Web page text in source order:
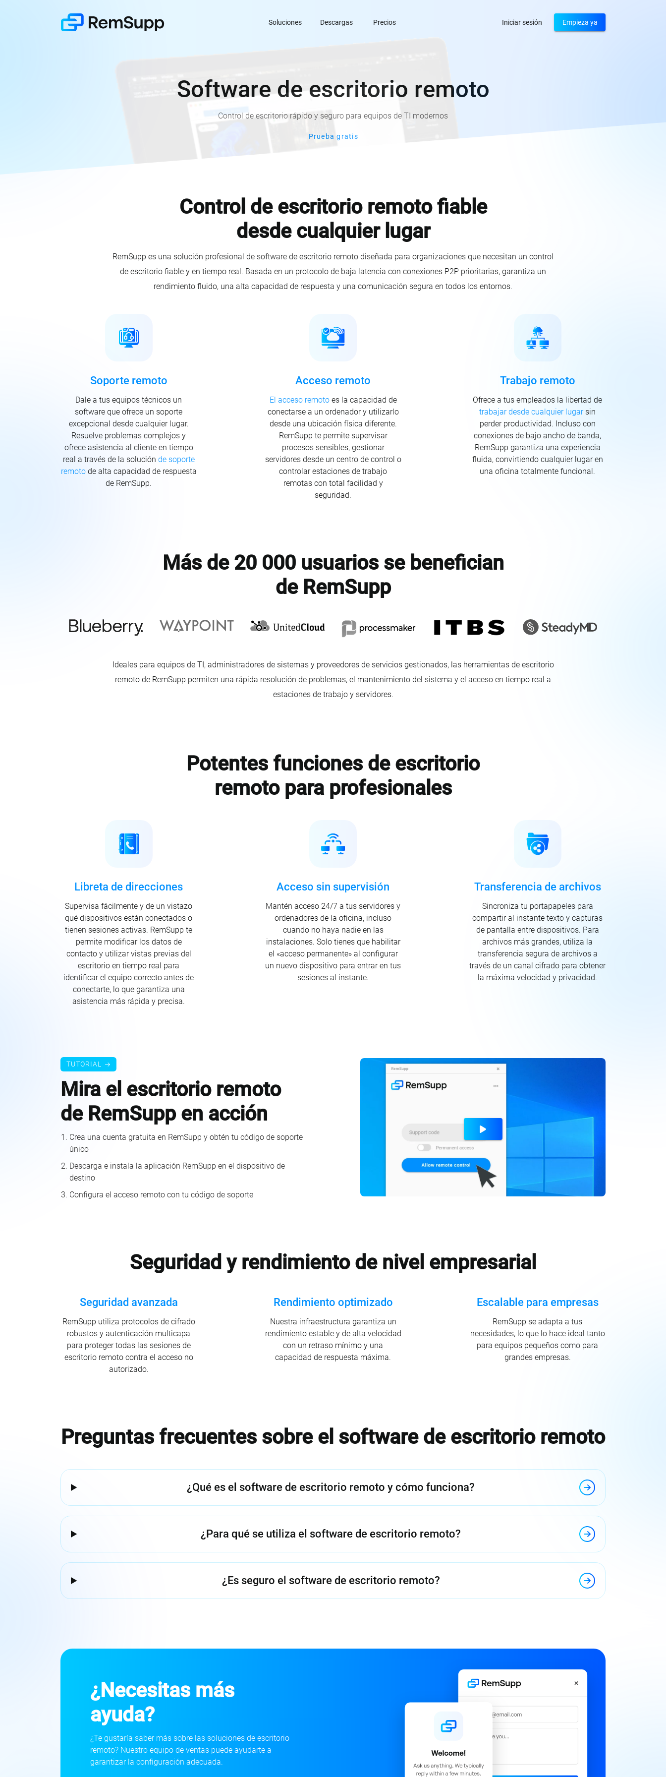
Soluciones Descargas Precios Iniciar sesión Empieza ya
Software de escritorio remoto
Control de escritorio rápido y seguro para equipos de TI modernos
Prueba gratis
Control de escritorio remoto fiable
desde cualquier lugar
RemSupp es una solución profesional de software de escritorio remoto diseñada para organizaciones que necesitan un control
de escritorio fiable y en tiempo real. Basada en un protocolo de baja latencia con conexiones P2P prioritarias, garantiza un
rendimiento fluido, una alta capacidad de respuesta y una comunicación segura en todos los entornos.
Soporte remoto
Dale a tus equipos técnicos un
software que ofrece un soporte
excepcional desde cualquier lugar.
Resuelve problemas complejos y
ofrece asistencia al cliente en tiempo
real a través de la solución de soporte
remotode alta capacidad de respuesta
de RemSupp.
Acceso remoto
El acceso remotoes la capacidad de
conectarse a un ordenador y utilizarlo
desde una ubicación física diferente.
RemSupp te permite supervisar
procesos sensibles, gestionar
servidores desde un centro de control o
controlar estaciones de trabajo
remotas con total facilidad y
seguridad.
Trabajo remoto
Ofrece a tus empleados la libertad de
trabajar desde cualquier lugarsin
perder productividad. Incluso con
conexiones de bajo ancho de banda,
RemSupp garantiza una experiencia
fluida, convirtiendo cualquier lugar en
una oficina totalmente funcional.
Más de 20 000 usuarios se benefician
de RemSupp
Ideales para equipos de TI, administradores de sistemas y proveedores de servicios gestionados, las herramientas de escritorio
remoto de RemSupp permiten una rápida resolución de problemas, el mantenimiento del sistema y el acceso en tiempo real a
estaciones de trabajo y servidores.
Potentes funciones de escritorio
remoto para profesionales
Libreta de direcciones
Supervisa fácilmente y de un vistazo
qué dispositivos están conectados o
tienen sesiones activas. RemSupp te
permite modificar los datos de
contacto y utilizar vistas previas del
escritorio en tiempo real para
identificar el equipo correcto antes de
conectarte, lo que garantiza una
asistencia más rápida y precisa.
Acceso sin supervisión
Mantén acceso 24/7 a tus servidores y
ordenadores de la oficina, incluso
cuando no haya nadie en las
instalaciones. Solo tienes que habilitar
el «acceso permanente» al configurar
un nuevo dispositivo para entrar en tus
sesiones al instante.
Transferencia de archivos
Sincroniza tu portapapeles para
compartir al instante texto y capturas
de pantalla entre dispositivos. Para
archivos más grandes, utiliza la
transferencia segura de archivos a
través de un canal cifrado para obtener
la máxima velocidad y privacidad.
TUTORIAL
Mira el escritorio remoto
de RemSupp en acción
Crea una cuenta gratuita en RemSupp y obtén tu código de soporte
único
Descarga e instala la aplicación RemSupp en el dispositivo de
destino
Configura el acceso remoto con tu código de soporte
Seguridad y rendimiento de nivel empresarial
Seguridad avanzada
RemSupp utiliza protocolos de cifrado
robustos y autenticación multicapa
para proteger todas las sesiones de
escritorio remoto contra el acceso no
autorizado.
Rendimiento optimizado
Nuestra infraestructura garantiza un
rendimiento estable y de alta velocidad
con un retraso mínimo y una
capacidad de respuesta máxima.
Escalable para empresas
RemSupp se adapta a tus
necesidades, lo que lo hace ideal tanto
para equipos pequeños como para
grandes empresas.
Preguntas frecuentes sobre el software de escritorio remoto
¿Qué es el software de escritorio remoto y cómo funciona?
¿Para qué se utiliza el software de escritorio remoto?
¿Es seguro el software de escritorio remoto?
¿Necesitas más
ayuda?
¿Te gustaría saber más sobre las soluciones de escritorio
remoto? Nuestro equipo de ventas puede ayudarte a
garantizar la configuración adecuada.